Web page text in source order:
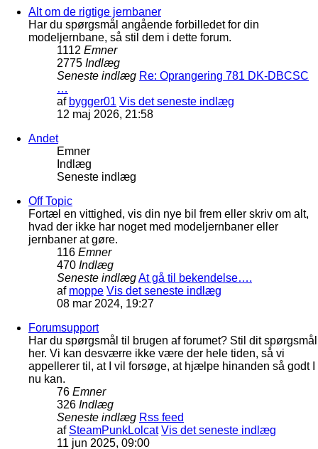
Alt om de rigtige jernbaner
Har du spørgsmål angående forbilledet for din
modeljernbane, så stil dem i dette forum.
1112 Emner
2775 Indlæg
Seneste indlæg Re: Oprangering 781 DK-DBCSC
…
af bygger01 Vis det seneste indlæg
12 maj 2026, 21:58
Andet
Emner
Indlæg
Seneste indlæg
Off Topic
Fortæl en vittighed, vis din nye bil frem eller skriv om alt,
hvad der ikke har noget med modeljernbaner eller
jernbaner at gøre.
116 Emner
470 Indlæg
Seneste indlægAt gå til bekendelse….
af moppe Vis det seneste indlæg
08 mar 2024, 19:27
Forumsupport
Har du spørgsmål til brugen af forumet? Stil dit spørgsmål
her. Vi kan desværre ikke være der hele tiden, så vi
appellerer til, at I vil forsøge, at hjælpe hinanden så godt I
nu kan.
76 Emner
326 Indlæg
Seneste indlæg Rss feed
af SteamPunkLolcat Vis det seneste indlæg
11 jun 2025, 09:00